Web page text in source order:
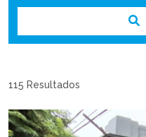
115 Resultados